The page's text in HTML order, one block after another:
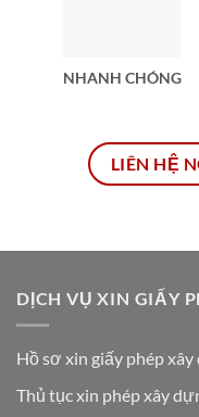
NHANH CHÓNG
LIÊN HỆ
DỊCH VỤ XIN GIẤY
Hồ sơ xin giấy phép
Thủ tục xin phép xây